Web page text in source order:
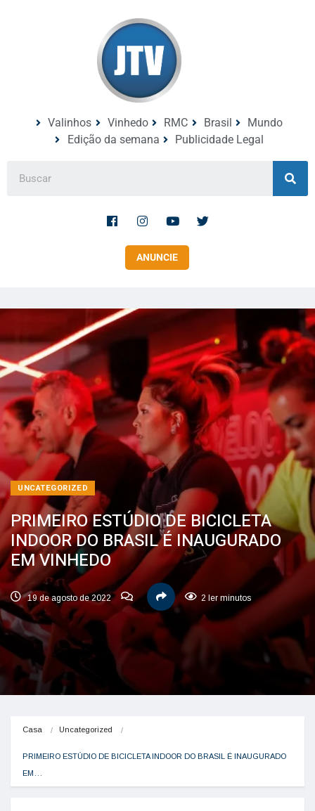
Valinhos Vinhedo RMC Brasil
Mundo
Edição da semana
Publicidade Legal
ANUNCIE
UNCATEGORIZED
PRIMEIRO ESTÚDIO DE BICICLETA
INDOOR DO BRASIL É INAUGURADO
EM VINHEDO
19 de agosto de 2022 2 ler minutos
Casa Uncategorized
PRIMEIRO ESTÚDIO DE BICICLETA INDOOR DO BRASIL É INAUGURADO
EM…